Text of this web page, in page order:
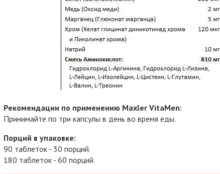
Рекомендации по применению Maxler VitaMen:
Принимайте по три капсулы в день во время еды.
Порций в упаковке:
90 таблеток - 30 порций.
180 таблеток - 60 порций.